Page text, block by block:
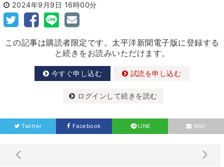
2024年9月9日 16時00分
この記事は購読者限定です。太平洋新聞電子版に登録する
と続きをお読みいただけます。
今すぐ申し込む 試読を申し込む
ログインして続きを読む
Twitter Facebook LINE Mail